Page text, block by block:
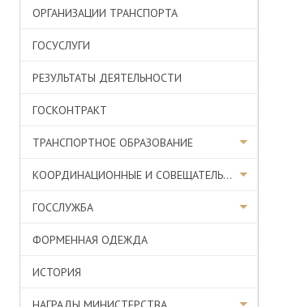
ОРГАНИЗАЦИИ ТРАНСПОРТА
ГОСУСЛУГИ
РЕЗУЛЬТАТЫ ДЕЯТЕЛЬНОСТИ
ГОСКОНТРАКТ
ТРАНСПОРТНОЕ ОБРАЗОВАНИЕ
КООРДИНАЦИОННЫЕ И СОВЕЩАТЕЛЬНЫЕ ОРГАНЫ
ГОССЛУЖБА
ФОРМЕННАЯ ОДЕЖДА
ИСТОРИЯ